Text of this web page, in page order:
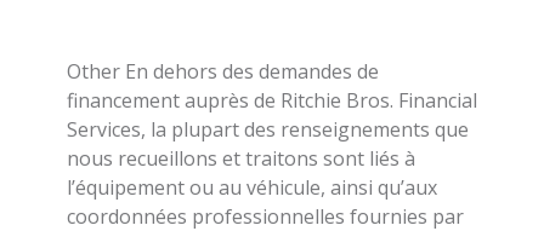
Other En dehors des demandes de
financement auprès de Ritchie Bros. Financial
Services, la plupart des renseignements que
nous recueillons et traitons sont liés à
l’équipement ou au véhicule, ainsi qu’aux
coordonnées professionnelles fournies par